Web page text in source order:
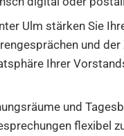
Ulm stärken Sie
und
Ihrer
und
flexibel